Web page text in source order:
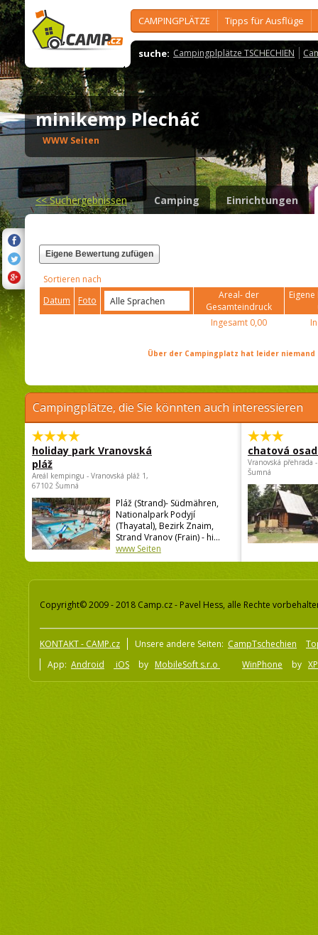
CAMPINGPLÄTZE Tipps für Ausflüge
suche: Campingplplätze TSCHECHIEN
minikemp Plecháč
WWW Seiten
<<Suchergebnissen Camping Einrichtungen
Eigene Bewertung zufügen
Sortieren nach
Datum
Foto
Areal- der
Gesamteindruck
Ingesamt 0,00
Über der Campingplatz hat leider
Campingplätze, die Sie könnten auch interessieren
holiday park Vranovská
pláž
Areál kempingu - Vranovská pláž 1,
67102 Šumná
Pláž (Strand)- Südmähren,
Nationalpark Podyjí
(Thayatal), Bezirk Znaim,
Strand Vranov (Frain) - hi...
www Seiten
chatová
Vranovská přehrada
Šumná
Copyright© 2009 - 2018 Camp.cz - Pavel Hess, alle Rechte
KONTAKT - CAMP.cz Unsere andere Seiten: CampTschechien
App: Android iOS by MobileSoft s.r.o WinPhone by